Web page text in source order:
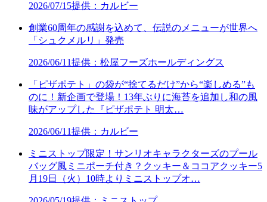
2026/07/15提供：カルビー
創業60周年の感謝を込めて、伝説のメニューが世界へ
「シュクメルリ」発売
2026/06/11提供：松屋フーズホールディングス
「ピザポテト」の袋が“捨てるだけ”から“楽しめる”も
のに！新企画で登場！13年ぶりに海苔を追加し和の風
味がアップした『ピザポテト 明太…
2026/06/11提供：カルビー
ミニストップ限定！サンリオキャラクターズのプール
バッグ風ミニポーチ付き？クッキー＆ココアクッキー5
月19日（火）10時よりミニストップオ…